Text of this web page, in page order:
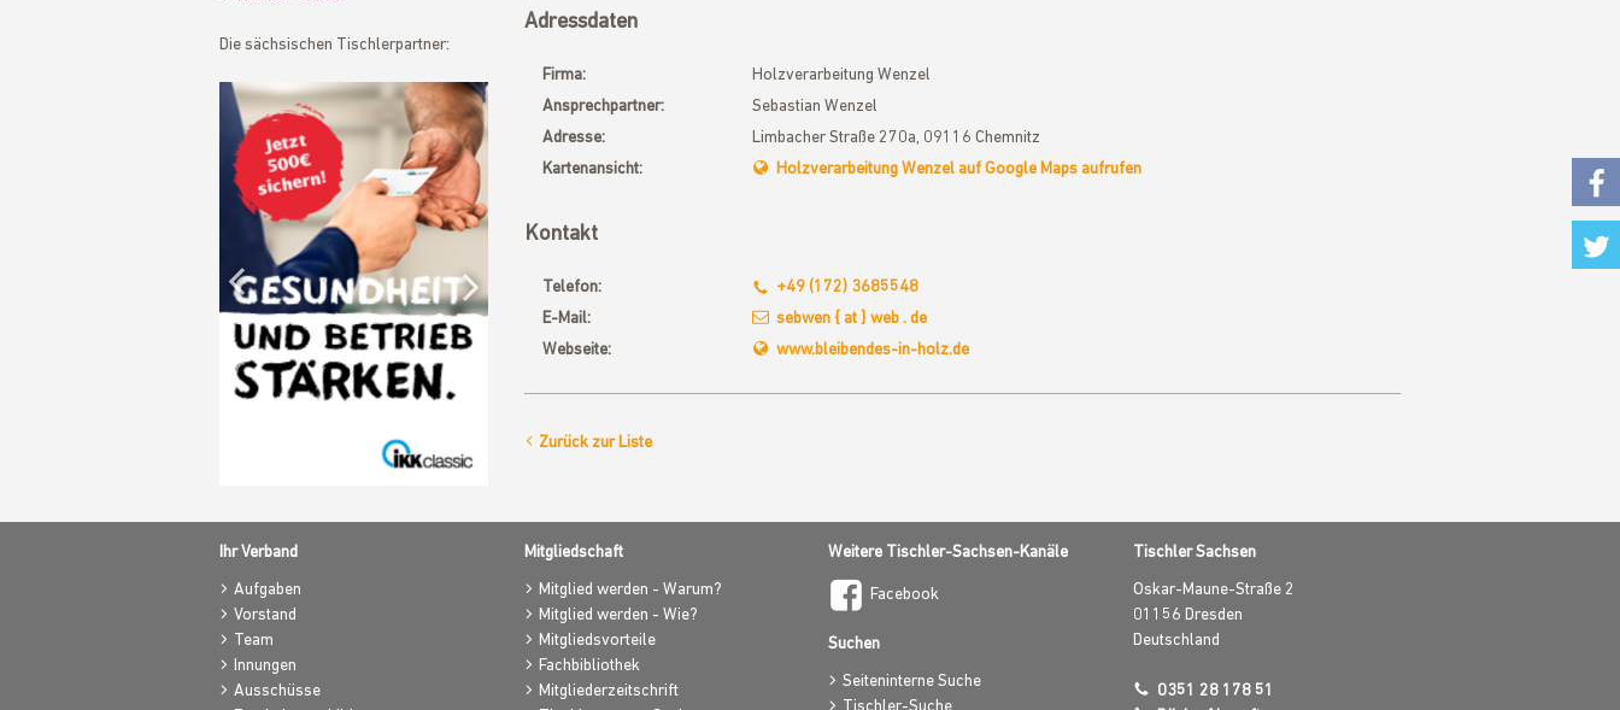
Die sächsischen Tischlerpartner:
Previous
Next
Adressdaten
Firma:
Holzverarbeitung Wenzel
Ansprechpartner:
Sebastian Wenzel
Adresse:
Limbacher Straße 270a, 09116 Chemnitz
Kartenansicht:
Holzverarbeitung Wenzel auf Google Maps aufrufen
Kontakt
Telefon:
+49 (172) 3685548
E-Mail:
sebwen { at } web . de
Webseite:
www.bleibendes-in-holz.de
Zurück zur Liste
Ihr Verband
Aufgaben
Vorstand
Team
Innungen
Ausschüsse
Mitgliedschaft
Mitglied werden - Warum?
Mitglied werden - Wie?
Mitgliedsvorteile
Fachbibliothek
Mitgliederzeitschrift
Weitere Tischler-Sachsen-Kanäle
Facebook
Suchen
Seiteninterne Suche
Tischler Sachsen
Oskar-Maune-Straße 2
01156 Dresden
Deutschland
0351 28 178 51